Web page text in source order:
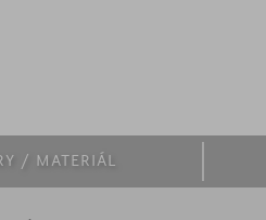
/ MATERIÁL